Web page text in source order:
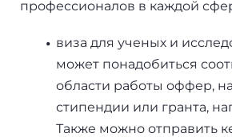
профессионалов в каждой
виза для ученых и
может понадобиться
области работы оффер,
стипендии или гранта,
Также можно отправить